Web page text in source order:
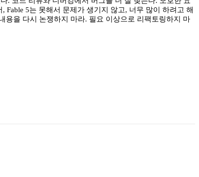
5는 못해서 문제가 생기지 않고, 너무 많이 하려고 해
용을 다시 논쟁하지 마라. 필요 이상으로 리팩토링하지 마